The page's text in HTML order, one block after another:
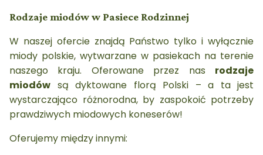
Rodzaje miodów w Pasiece Rodzinnej
W naszej ofercie znajdą Państwo tylko i wyłącznie
miody polskie, wytwarzane w pasiekach na terenie
naszego kraju. Oferowane przez nas rodzaje
miodów są dyktowane florą Polski – a ta jest
wystarczająco różnorodna, by zaspokoić potrzeby
prawdziwych miodowych koneserów!
Oferujemy między innymi: